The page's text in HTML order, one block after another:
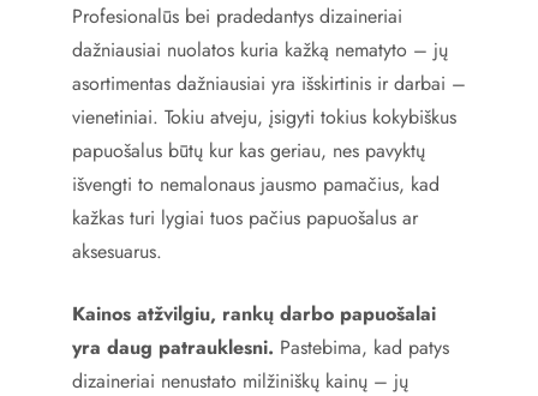
Profesionalūs bei pradedantys dizaineriai
dažniausiai nuolatos kuria kažką nematyto – jų
asortimentas dažniausiai yra išskirtinis ir darbai –
vienetiniai. Tokiu atveju, įsigyti tokius kokybiškus
papuošalus būtų kur kas geriau, nes pavyktų
išvengti to nemalonaus jausmo pamačius, kad
kažkas turi lygiai tuos pačius papuošalus ar
aksesuarus.
Kainos atžvilgiu, rankų darbo papuošalai
yra daug patrauklesni. Pastebima, kad patys
dizaineriai nenustato milžiniškų kainų – jų